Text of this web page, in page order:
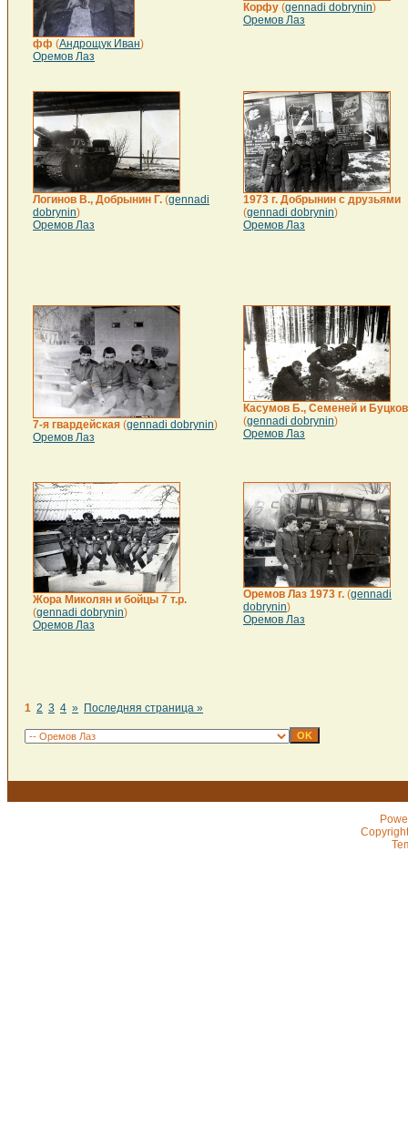
фф (Андрощук Иван)
Оремов Лаз
Корфу (gennadi dobrynin)
Оремов Лаз
Логинов В., Добрынин Г. (gennadi
dobrynin)
Оремов Лаз
1973 г. Добрынин с друзьями
(gennadi dobrynin)
Оремов Лаз
7-я гвардейская (gennadi dobrynin)
Оремов Лаз
Касумов Б., Семеней и Буцков
(gennadi dobrynin)
Оремов Лаз
Жора Миколян и бойцы 7 т.р.
(gennadi dobrynin)
Оремов Лаз
Оремов Лаз 1973 г. (gennadi
dobrynin)
Оремов Лаз
1 2 3 4 » Последняя страница »